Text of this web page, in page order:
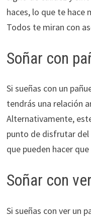
haces, lo que te hace
Todos te miran con
Soñar con
Si sueñas con un
tendrás una relación
Alternativamente,
punto de disfrutar del
que pueden hacer
Soñar con
Si sueñas con ver un